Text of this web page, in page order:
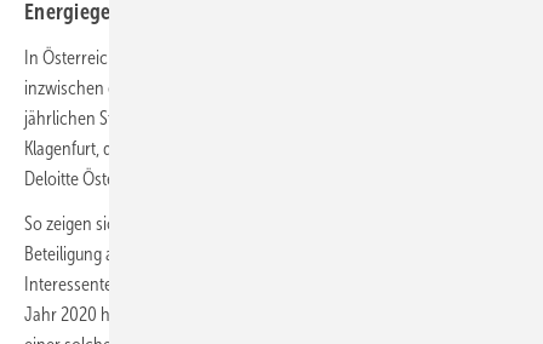
Energiegemeinschaften stoßen auf reges Interesse.
In Österreich hat die Bürgerbeteiligung an der Energiewende
inzwischen einen hohen Stellenwert erreicht. Dies geht aus einem
jährlichen Stimmungsbarometer hervor, das die Universität
Klagenfurt, die Wirtschaftsuniversität (WU) Wien, das Beratungsinstitut
Deloitte Österreich und Wien Energie erstellt haben.
So zeigen sich immerhin 41 Prozent der Befragten offen für die
Beteiligung an einer Ökostromanlage. Damit geht der Anteil der
Interessenten im Vergleich zum Vorjahr allerdings leicht zurück. Im
Jahr 2020 hatten sich noch 44 Prozent der Befragten interessiert an